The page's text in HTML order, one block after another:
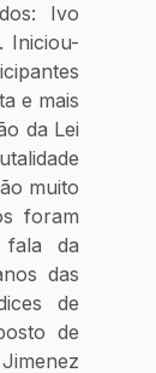
Ivo
Iniciou-
e mais
da Lei
muito
foram
da
das
de
de